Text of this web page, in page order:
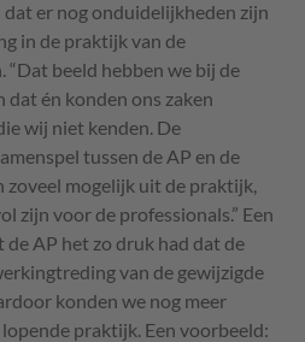
er nog onduidelijkheden zijn
in de praktijk van de
“Dat beeld hebben we bij de
dat én konden ons zaken
wij niet kenden. De
tussen de AP en de
zoveel mogelijk uit de praktijk,
zijn voor de professionals.” Een
de AP het zo druk had dat de
van de gewijzigde
konden we nog meer
praktijk. Een voorbeeld: